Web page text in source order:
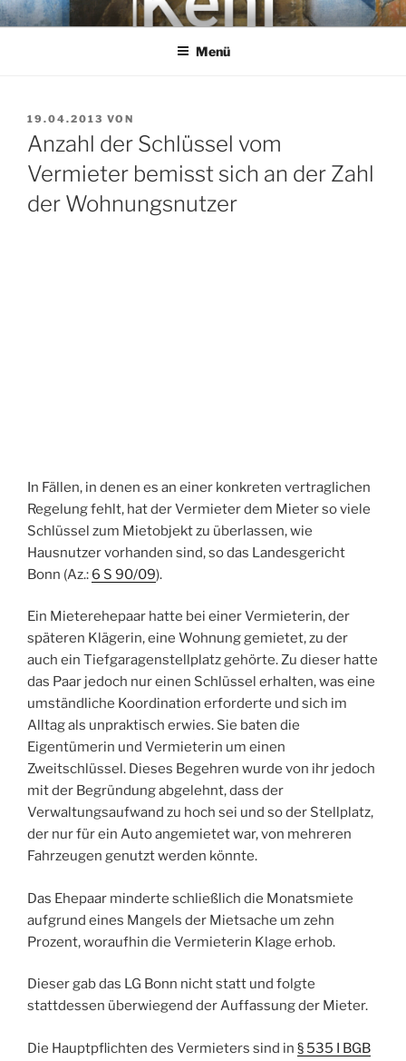
Zum
InhaltKEHL
Rechtsanwaltsgesellschaft mbH
Menü
VERÖFFENTLICHT
AM
19.04.2013 VON
Anzahl der Schlüssel vom
Vermieter bemisst sich an der Zahl
der Wohnungsnutzer
In Fällen, in denen es an einer konkreten vertraglichen
Regelung fehlt, hat der Vermieter dem Mieter so viele
Schlüssel zum Mietobjekt zu überlassen, wie
Hausnutzer vorhanden sind, so das Landesgericht
Bonn (Az.: 6 S 90/09).
Ein Mieterehepaar hatte bei einer Vermieterin, der
späteren Klägerin, eine Wohnung gemietet, zu der
auch ein Tiefgaragenstellplatz gehörte. Zu dieser hatte
das Paar jedoch nur einen Schlüssel erhalten, was eine
umständliche Koordination erforderte und sich im
Alltag als unpraktisch erwies. Sie baten die
Eigentümerin und Vermieterin um einen
Zweitschlüssel. Dieses Begehren wurde von ihr jedoch
mit der Begründung abgelehnt, dass der
Verwaltungsaufwand zu hoch sei und so der Stellplatz,
der nur für ein Auto angemietet war, von mehreren
Fahrzeugen genutzt werden könnte.
Das Ehepaar minderte schließlich die Monatsmiete
aufgrund eines Mangels der Mietsache um zehn
Prozent, woraufhin die Vermieterin Klage erhob.
Dieser gab das LG Bonn nicht statt und folgte
stattdessen überwiegend der Auffassung der Mieter.
Die Hauptpflichten des Vermieters sind in § 535 I BGB